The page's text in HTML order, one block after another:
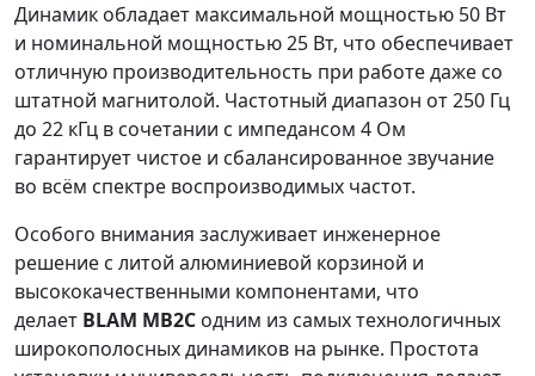
Динамик обладает максимальной мощностью 50 Вт
и номинальной мощностью 25 Вт, что обеспечивает
отличную производительность при работе даже со
штатной магнитолой. Частотный диапазон от 250 Гц
до 22 кГц в сочетании с импедансом 4 Ом
гарантирует чистое и сбалансированное звучание
во всём спектре воспроизводимых частот.
Особого внимания заслуживает инженерное
решение с литой алюминиевой корзиной и
высококачественными компонентами, что
делает BLAM MB2С одним из самых технологичных
широкополосных динамиков на рынке. Простота